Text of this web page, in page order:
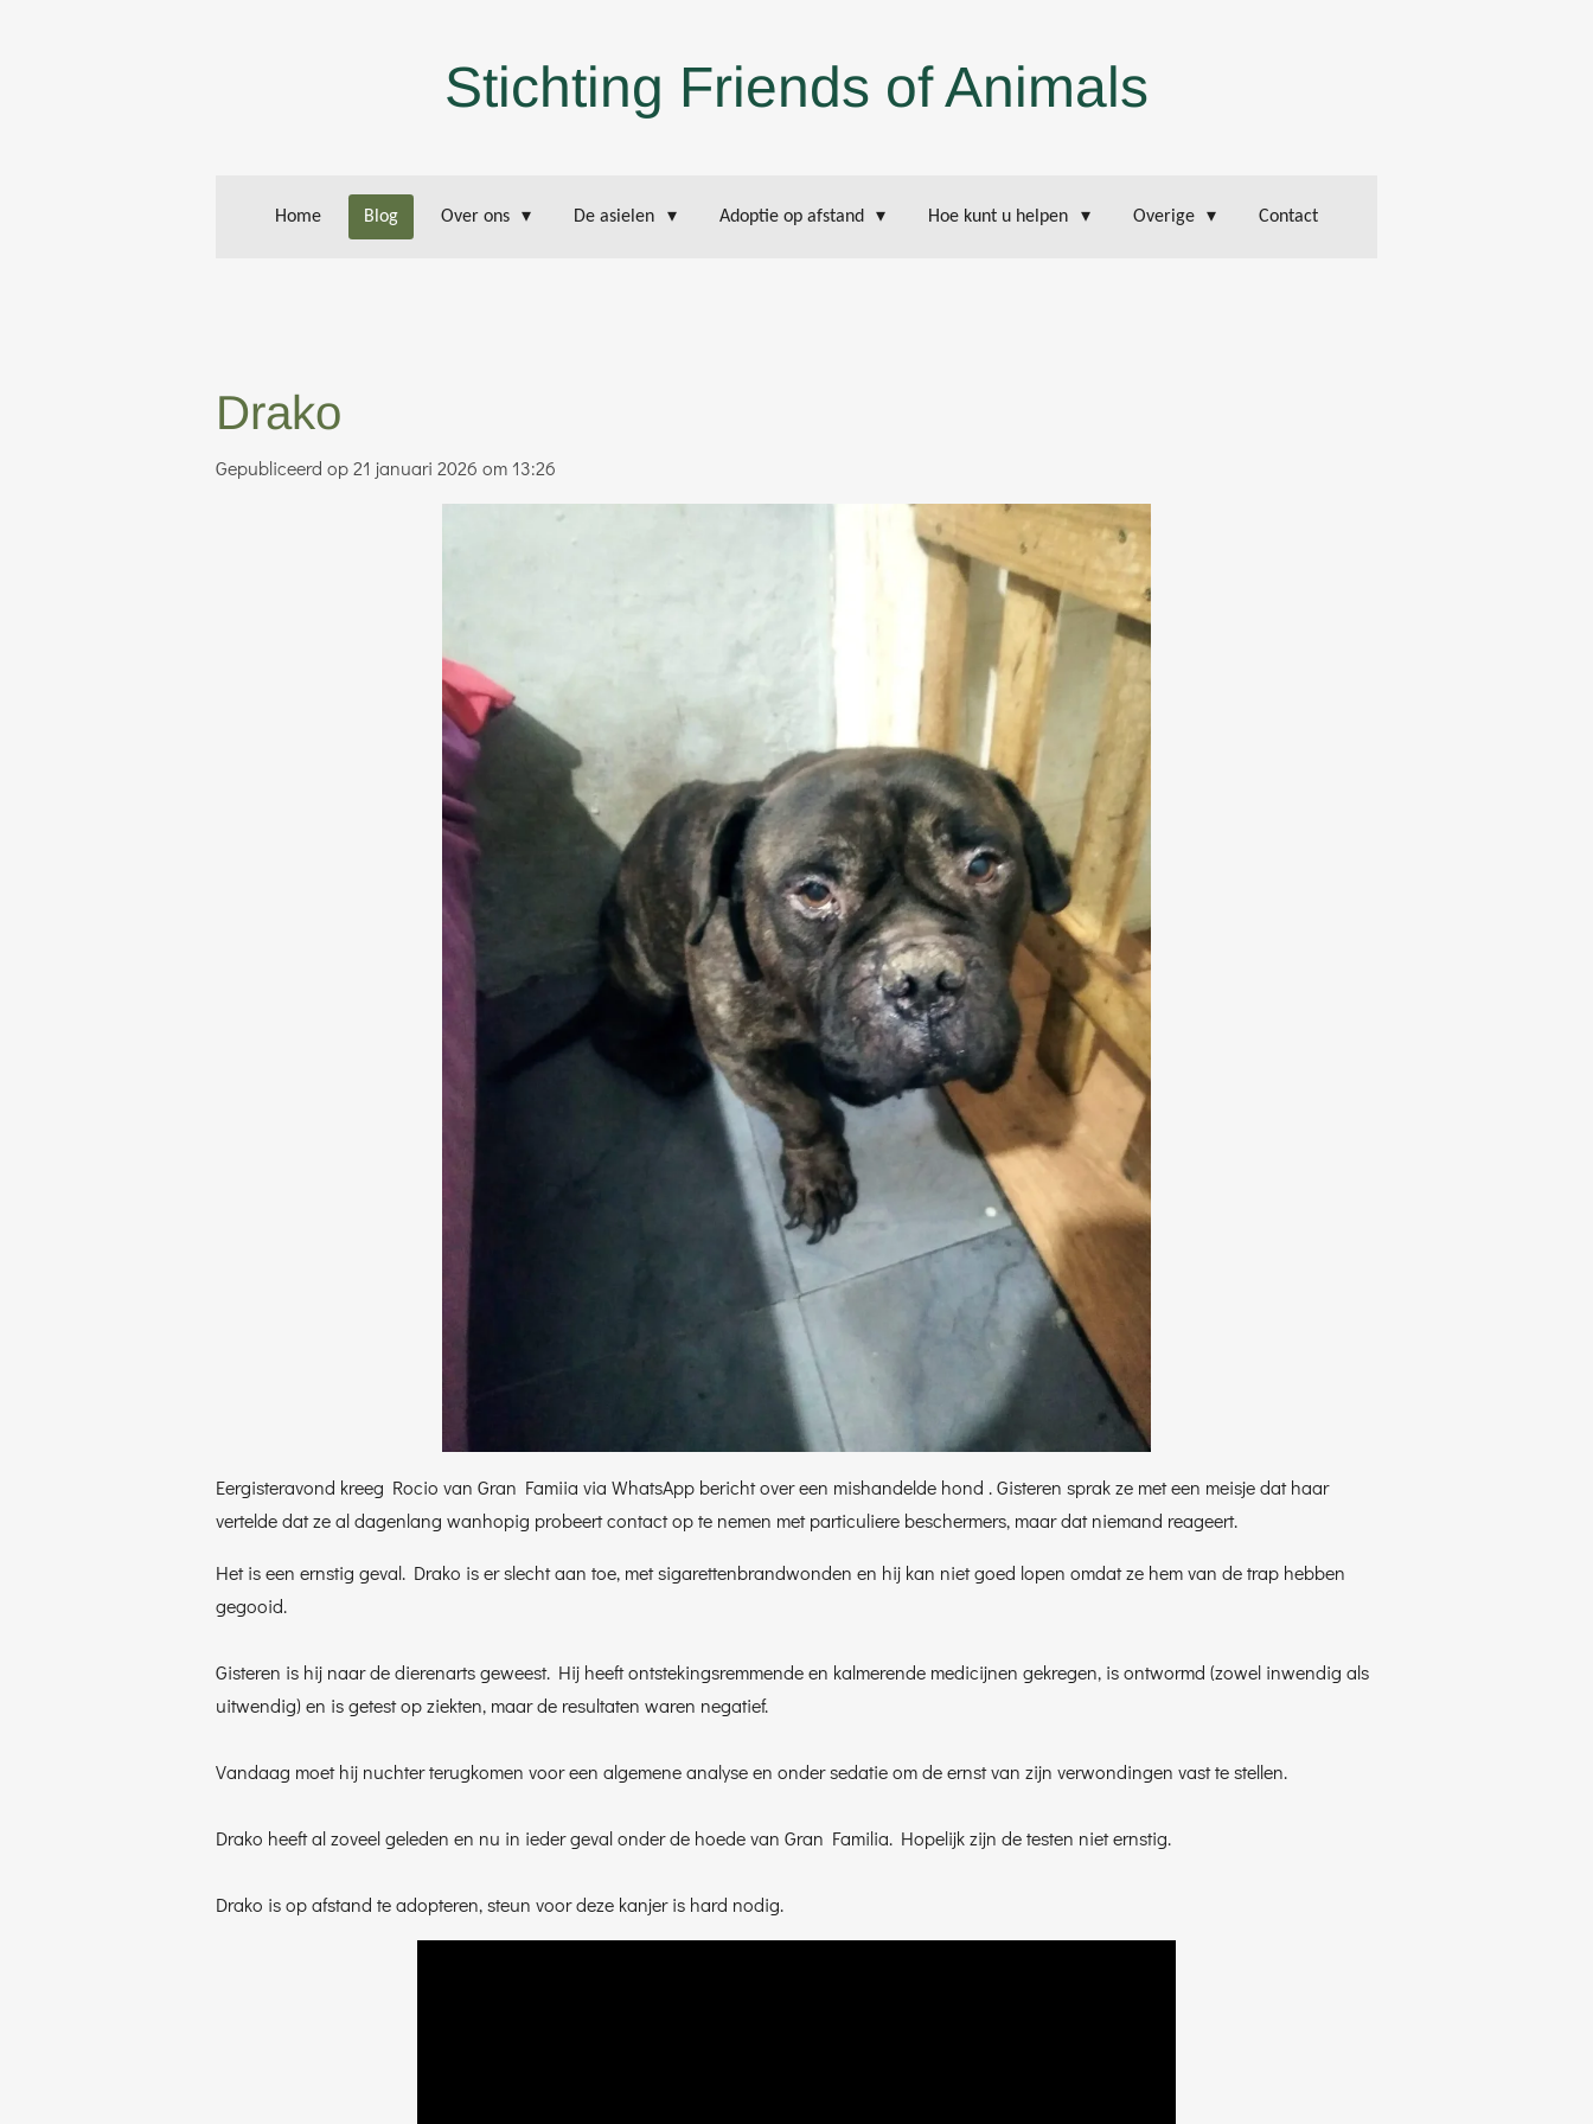
Stichting Friends of Animals
Home Blog Over ons De asielen Adoptie op afstand Hoe kunt u helpen Overige Contact
Drako
Gepubliceerd op 21 januari 2026 om 13:26
Eergisteravond kreeg Rocio van Gran Famiia via WhatsApp bericht over een mishandelde hond . Gisteren sprak ze met een meisje dat haar
vertelde dat ze al dagenlang wanhopig probeert contact op te nemen met particuliere beschermers, maar dat niemand reageert.
Het is een ernstig geval. Drako is er slecht aan toe, met sigarettenbrandwonden en hij kan niet goed lopen omdat ze hem van de trap hebben
gegooid.
Gisteren is hij naar de dierenarts geweest. Hij heeft ontstekingsremmende en kalmerende medicijnen gekregen, is ontwormd (zowel inwendig als
uitwendig) en is getest op ziekten, maar de resultaten waren negatief.
Vandaag moet hij nuchter terugkomen voor een algemene analyse en onder sedatie om de ernst van zijn verwondingen vast te stellen.
Drako heeft al zoveel geleden en nu in ieder geval onder de hoede van Gran Familia. Hopelijk zijn de testen niet ernstig.
Drako is op afstand te adopteren, steun voor deze kanjer is hard nodig.